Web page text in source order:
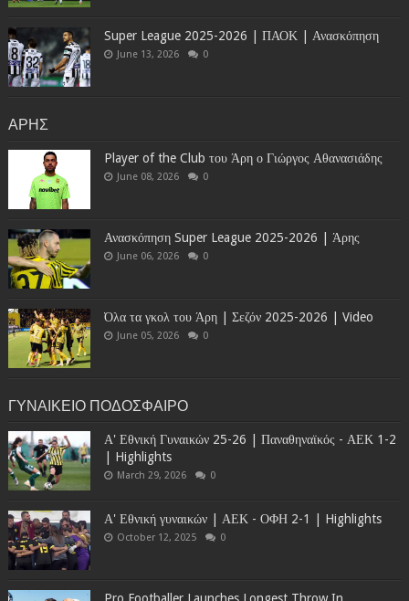
Super League 2025-2026 | ΠΑΟΚ | Ανασκόπηση
June 13, 2026 0
ΑΡΗΣ
Player of the Club του Άρη ο Γιώργος Αθανασιάδης
June 08, 2026 0
Ανασκόπηση Super League 2025-2026 | Άρης
June 06, 2026 0
Όλα τα γκολ του Άρη | Σεζόν 2025-2026 | Video
June 05, 2026 0
ΓΥΝΑΙΚΕΙΟ ΠΟΔΟΣΦΑΙΡΟ
Α' Εθνική Γυναικών 25-26 | Παναθηναϊκός - ΑΕΚ 1-2
| Highlights
March 29, 2026 0
Α' Εθνική γυναικών | ΑΕΚ - ΟΦΗ 2-1 | Highlights
October 12, 2025 0
Pro Footballer Launches Longest Throw In